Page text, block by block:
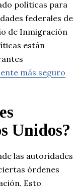
políticas para
federales de
de Inmigración
están
más seguro
Unidos?
las autoridades
órdenes
Esto